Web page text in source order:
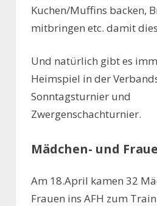
Kuchen/Muffins backen,
mitbringen etc. damit
Und natürlich gibt es
Heimspiel in der
Sonntagsturnier und
Zwergenschachturnier.
Mädchen- und
Am 18.April kamen 32
Frauen ins AFH zum